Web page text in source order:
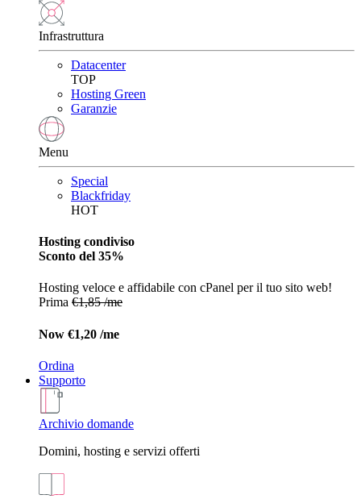
Infrastruttura
Datacenter
TOP
Hosting Green
Garanzie
Menu
Special
Blackfriday
HOT
Hosting condiviso
Sconto del 35%
Hosting veloce e affidabile con cPanel per il tuo sito web!
Prima €1,85 /me
Now €1,20 /me
Ordina
Supporto
Archivio domande
Domini, hosting e servizi offerti